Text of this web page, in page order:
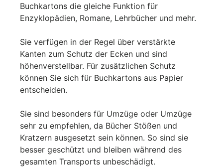
Buchkartons die gleiche Funktion für
Enzyklopädien, Romane, Lehrbücher und mehr.
Sie verfügen in der Regel über verstärkte
Kanten zum Schutz der Ecken und sind
höhenverstellbar. Für zusätzlichen Schutz
können Sie sich für Buchkartons aus Papier
entscheiden.
Sie sind besonders für Umzüge oder Umzüge
sehr zu empfehlen, da Bücher Stößen und
Kratzern ausgesetzt sein können. So sind sie
besser geschützt und bleiben während des
gesamten Transports unbeschädigt.